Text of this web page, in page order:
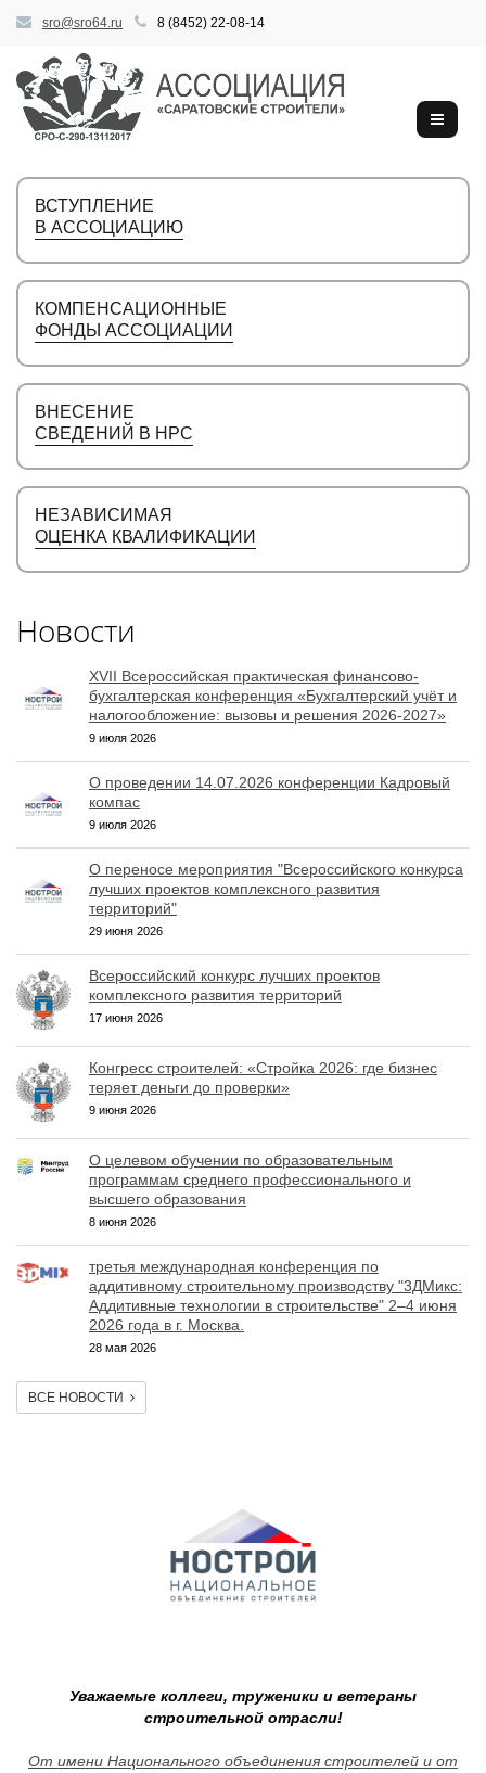
sro@sro64.ru 8 (8452) 22-08-14
ВСТУПЛЕНИЕ
В АССОЦИАЦИЮ
КОМПЕНСАЦИОННЫЕ
ФОНДЫ АССОЦИАЦИИ
ВНЕСЕНИЕ
СВЕДЕНИЙ В НРС
НЕЗАВИСИМАЯ
ОЦЕНКА КВАЛИФИКАЦИИ
Новости
XVII Всероссийская практическая финансово-
бухгалтерская конференция «Бухгалтерский учёт и
налогообложение: вызовы и решения 2026-2027»
9 июля 2026
О проведении 14.07.2026 конференции Кадровый
компас
9 июля 2026
О переносе мероприятия "Всероссийского конкурса
лучших проектов комплексного развития
территорий"
29 июня 2026
Всероссийский конкурс лучших проектов
комплексного развития территорий
17 июня 2026
Конгресс строителей: «Стройка 2026: где бизнес
теряет деньги до проверки»
9 июня 2026
О целевом обучении по образовательным
программам среднего профессионального и
высшего образования
8 июня 2026
третья международная конференция по
аддитивному строительному производству "3ДМикс:
Аддитивные технологии в строительстве" 2–4 июня
2026 года в г. Москва.
28 мая 2026
ВСЕ НОВОСТИ
Уважаемые коллеги, труженики и ветераны
строительной отрасли!
От имени Национального объединения строителей и от